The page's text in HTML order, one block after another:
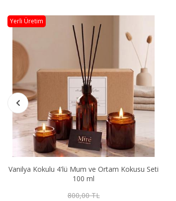
Vanilya Kokulu 4'lü Mum ve Ortam Kokusu Seti
100 ml
800,00 TL
Yerli Üretim